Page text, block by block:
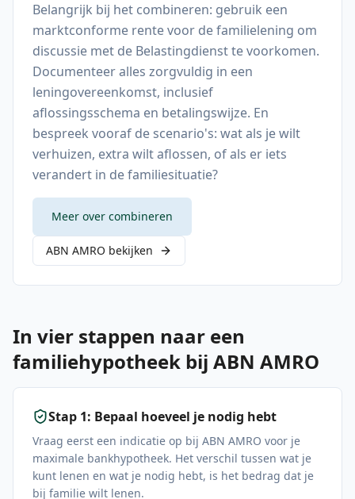
Belangrijk bij het combineren: gebruik een
marktconforme rente voor de familielening om
discussie met de Belastingdienst te voorkomen.
Documenteer alles zorgvuldig in een
leningovereenkomst, inclusief
aflossingsschema en betalingswijze. En
bespreek vooraf de scenario's: wat als je wilt
verhuizen, extra wilt aflossen, of als er iets
verandert in de familiesituatie?
Meer over combineren
ABN AMRO bekijken
In vier stappen naar een
familiehypotheek bij ABN AMRO
Stap 1: Bepaal hoeveel je nodig hebt
Vraag eerst een indicatie op bij ABN AMRO voor je
maximale bankhypotheek. Het verschil tussen wat je
kunt lenen en wat je nodig hebt, is het bedrag dat je
bij familie wilt lenen.